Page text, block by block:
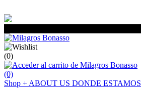
(0)
(0)
Shop + ABOUT US DONDE ESTAMOS